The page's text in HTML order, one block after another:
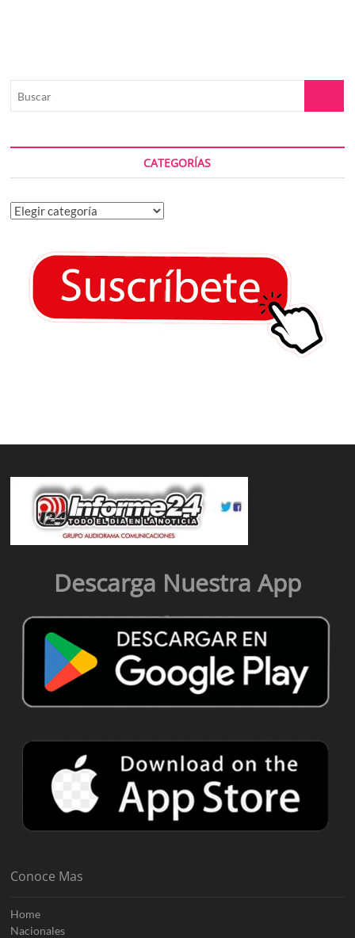
CATEGORÍAS
Categorías
Descarga Nuestra App
Conoce Mas
Home
Nacionales